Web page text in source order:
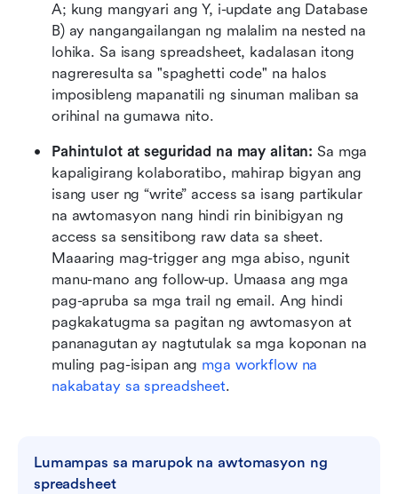
A; kung mangyari ang Y, i-update ang Database
B) ay nangangailangan ng malalim na nested na
lohika. Sa isang spreadsheet, kadalasan itong
nagreresulta sa "spaghetti code" na halos
imposibleng mapanatili ng sinuman maliban sa
orihinal na gumawa nito.
Pahintulot at seguridad na may alitan: Sa mga
kapaligirang kolaboratibo, mahirap bigyan ang
isang user ng “write” access sa isang partikular
na awtomasyon nang hindi rin binibigyan ng
access sa sensitibong raw data sa sheet.
Maaaring mag-trigger ang mga abiso, ngunit
manu-mano ang follow-up. Umaasa ang mga
pag-apruba sa mga trail ng email. Ang hindi
pagkakatugma sa pagitan ng awtomasyon at
pananagutan ay nagtutulak sa mga koponan na
muling pag-isipan ang mga workflow na
nakabatay sa spreadsheet.
Lumampas sa marupok na awtomasyon ng
spreadsheet